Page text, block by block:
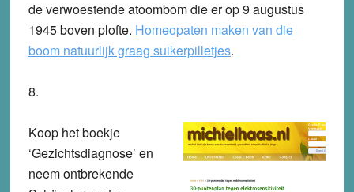
de verwoestende atoombom die er op 9 augustus
1945 boven plofte. Homeopaten maken van die
boom natuurlijk graag suikerpilletjes.
8.
Koop het boekje
‘Gezichtsdiagnose’ en
neem ontbrekende